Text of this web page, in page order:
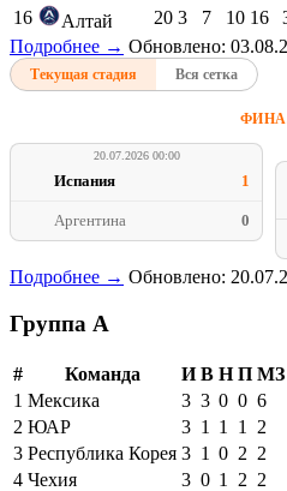
16
Алтай 20 3 7 10 16
Подробнее → Обновлено:
Текущая стадия Вся сетка
20.07.2026 00:00
Испания 1
Аргентина 0
Подробнее → Обновлено:
Группа A
# Команда И В Н П МЗ
1 Мексика 3 3 0 0 6
2 ЮАР 3 1 1 1 2
3 Республика Корея 3 1 0 2 2
4 Чехия 3 0 1 2 2